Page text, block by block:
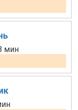
мин